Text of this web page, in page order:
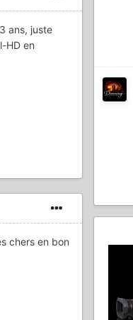
ans, juste
HD en
chers en bon